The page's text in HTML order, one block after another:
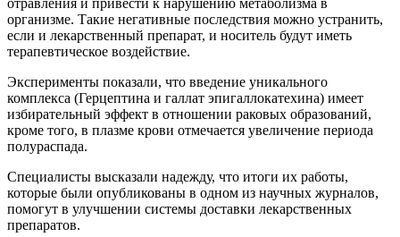
отравления и привести к нарушению метаболизма в
организме. Такие негативные последствия можно устранить,
если и лекарственный препарат, и носитель будут иметь
терапевтическое воздействие.
Эксперименты показали, что введение уникального
комплекса (Герцептина и галлат эпигаллокатехина) имеет
избирательный эффект в отношении раковых образований,
кроме того, в плазме крови отмечается увеличение периода
полураспада.
Специалисты высказали надежду, что итоги их работы,
которые были опубликованы в одном из научных журналов,
помогут в улучшении системы доставки лекарственных
препаратов.